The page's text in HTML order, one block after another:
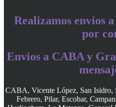
Realizamos envios
por
Envios a CABA y
CABA, Vicente López, San Isidro,
Febrero, Pilar, Escobar,